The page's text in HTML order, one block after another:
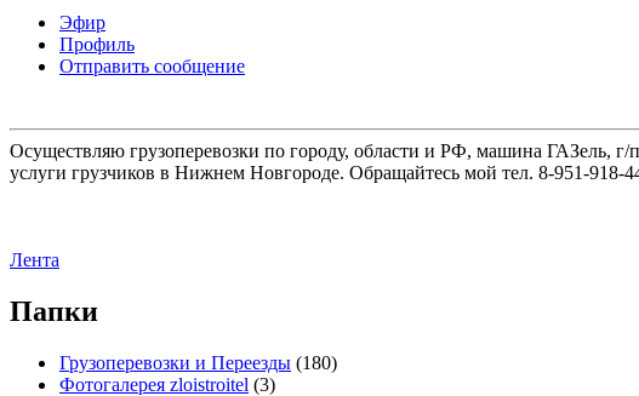
Эфир
Профиль
Отправить сообщение
Осуществляю грузоперевозки по городу, области и РФ, машина ГАЗель,
услуги грузчиков в Нижнем Новгороде. Обращайтесь мой тел. 8-951-918-
Лента
Папки
Грузоперевозки и Переезды (180)
Фотогалерея zloistroitel (3)